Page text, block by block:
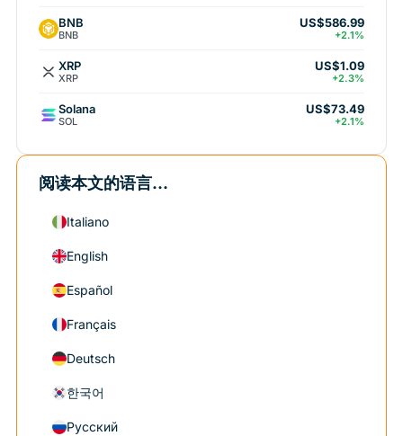
BNB
BNB
US$586.99
+2.1%
XRP
XRP
US$1.09
+2.3%
Solana
SOL
US$73.49
+2.1%
阅读本文的语言...
Italiano
English
Español
Français
Deutsch
한국어
Русский